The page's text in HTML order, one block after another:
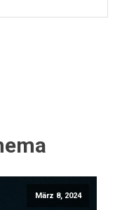
März 8, 2024